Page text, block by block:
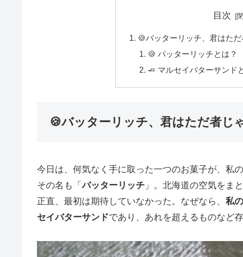
目次
🍪バッターリッチ、君はた
🍪 バッターリッチとは？
🧈 マルセイバターサンド
🍪バッターリッチ、君はただ者じ
今日は、何気なく手に取った一つのお菓子が、私
その名も「バッターリッチ 」。北海道の空気をま
正直、最初は期待していなかった。なぜなら、 私
セイバターサンドであり、あれを超えるものなど